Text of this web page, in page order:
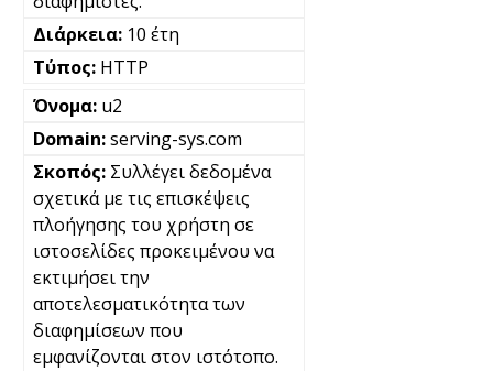
10 έτη
HTTP
u2
serving-sys.com
Συλλέγει δεδομένα
σχετικά με τις επισκέψεις
πλοήγησης του χρήστη σε
ιστοσελίδες προκειμένου να
εκτιμήσει την
αποτελεσματικότητα των
διαφημίσεων που
εμφανίζονται στον ιστότοπο.